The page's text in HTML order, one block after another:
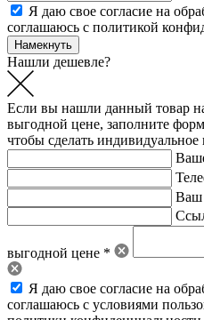
Я даю свое согласие на
соглашаюсь с политикой
Нашли дешевле?
Если вы нашли данный товар
выгодной цене, заполните
чтобы сделать
Ваш
выгодной цене *
Я даю свое согласие на
соглашаюсь с условиями